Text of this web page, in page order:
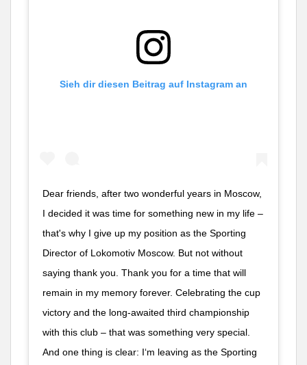
Sieh dir diesen Beitrag auf Instagram an
Dear friends, after two wonderful years in Moscow,
I decided it was time for something new in my life –
that's why I give up my position as the Sporting
Director of Lokomotiv Moscow. But not without
saying thank you. Thank you for a time that will
remain in my memory forever. Celebrating the cup
victory and the long-awaited third championship
with this club – that was something very special.
And one thing is clear: I‘m leaving as the Sporting